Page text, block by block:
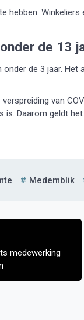
hebben.
de 13
de 3 jaar.
van
is. Daarom geldt
Medemblik
medewerking